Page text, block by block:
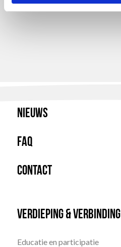
Nieuws
FAQ
Contact
Verdieping & Verbinding
Educatie en participatie